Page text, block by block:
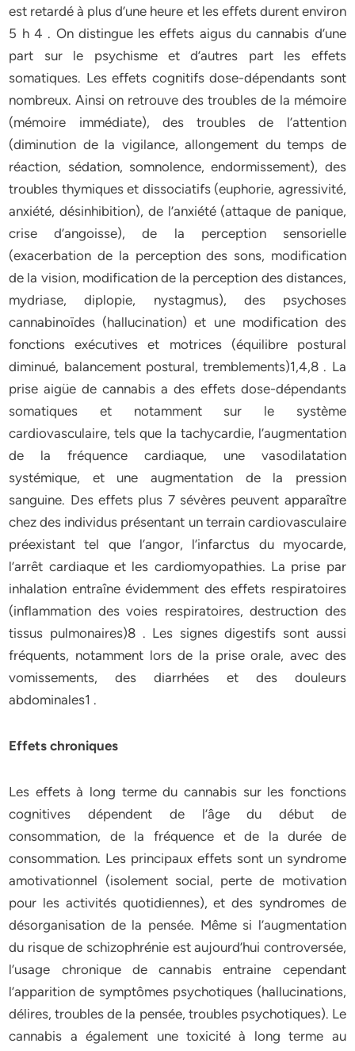
est retardé à plus d’une heure et les effets durent environ
5 h 4 . On distingue les effets aigus du cannabis d’une
part sur le psychisme et d’autres part les effets
somatiques. Les effets cognitifs dose-dépendants sont
nombreux. Ainsi on retrouve des troubles de la mémoire
(mémoire immédiate), des troubles de l’attention
(diminution de la vigilance, allongement du temps de
réaction, sédation, somnolence, endormissement), des
troubles thymiques et dissociatifs (euphorie, agressivité,
anxiété, désinhibition), de l’anxiété (attaque de panique,
crise d’angoisse), de la perception sensorielle
(exacerbation de la perception des sons, modification
de la vision, modification de la perception des distances,
mydriase, diplopie, nystagmus), des psychoses
cannabinoïdes (hallucination) et une modification des
fonctions exécutives et motrices (équilibre postural
diminué, balancement postural, tremblements)1,4,8 . La
prise aigüe de cannabis a des effets dose-dépendants
somatiques et notamment sur le système
cardiovasculaire, tels que la tachycardie, l’augmentation
de la fréquence cardiaque, une vasodilatation
systémique, et une augmentation de la pression
sanguine. Des effets plus 7 sévères peuvent apparaître
chez des individus présentant un terrain cardiovasculaire
préexistant tel que l’angor, l’infarctus du myocarde,
l’arrêt cardiaque et les cardiomyopathies. La prise par
inhalation entraîne évidemment des effets respiratoires
(inflammation des voies respiratoires, destruction des
tissus pulmonaires)8 . Les signes digestifs sont aussi
fréquents, notamment lors de la prise orale, avec des
vomissements, des diarrhées et des douleurs
abdominales1 .
Effets chroniques
Les effets à long terme du cannabis sur les fonctions
cognitives dépendent de l’âge du début de
consommation, de la fréquence et de la durée de
consommation. Les principaux effets sont un syndrome
amotivationnel (isolement social, perte de motivation
pour les activités quotidiennes), et des syndromes de
désorganisation de la pensée. Même si l’augmentation
du risque de schizophrénie est aujourd’hui controversée,
l’usage chronique de cannabis entraine cependant
l’apparition de symptômes psychotiques (hallucinations,
délires, troubles de la pensée, troubles psychotiques). Le
cannabis a également une toxicité à long terme au